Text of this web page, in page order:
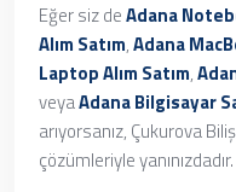
Eğer siz deAdana
Alım Satım,Adana
Laptop Alım Satım,
veyaAdana Bilgisayar
arıyorsanız, Çukurova
çözümleriyle yanınızdadır.